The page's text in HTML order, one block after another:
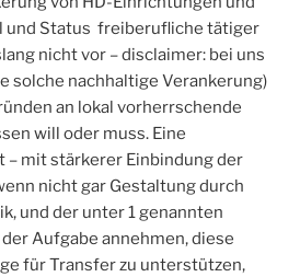
und Status freiberufliche tätiger
nicht vor – disclaimer: bei uns
solche nachhaltige Verankerung)
an lokal vorherrschende
will oder muss. Eine
– mit stärkerer Einbindung der
nicht gar Gestaltung durch
und der unter 1 genannten
Aufgabe annehmen, diese
für Transfer zu unterstützen,